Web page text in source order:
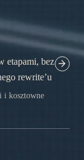
etapami, bez
rewrite’u
i kosztowne